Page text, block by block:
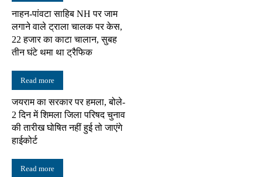
नाहन-पांवटा साहिब NH पर जाम
लगाने वाले ट्राला चालक पर केस,
22 हजार का काटा चालान, सुबह
तीन घंटे थमा था ट्रैफिक
Read more
जयराम का सरकार पर हमला, बोले-
2 दिन में शिमला जिला परिषद चुनाव
की तारीख घोषित नहीं हुई तो जाएंगे
हाईकोर्ट
Read more